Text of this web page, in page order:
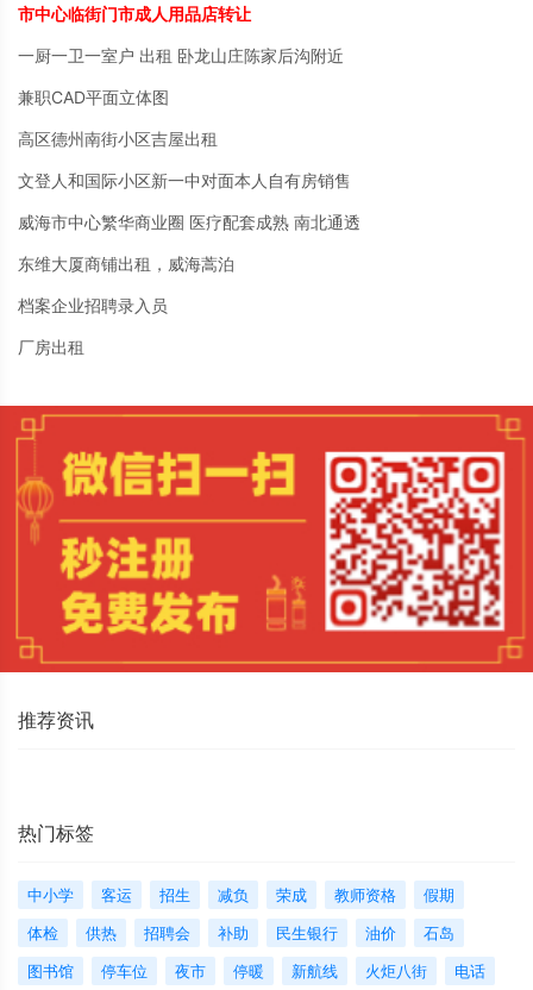
市中心临街门市成人用品店转让
一厨一卫一室户 出租 卧龙山庄陈家后沟附近
兼职CAD平面立体图
高区德州南街小区吉屋出租
文登人和国际小区新一中对面本人自有房销售
威海市中心繁华商业圈 医疗配套成熟 南北通透
东维大厦商铺出租，威海蒿泊
档案企业招聘录入员
厂房出租
推荐资讯
热门标签
中小学 客运 招生 减负 荣成 教师资格
假期
体检
供热 招聘会 补助 民生银行 油价
石岛
图书馆
停车位 夜市 停暖 新航线 火炬八街 电话